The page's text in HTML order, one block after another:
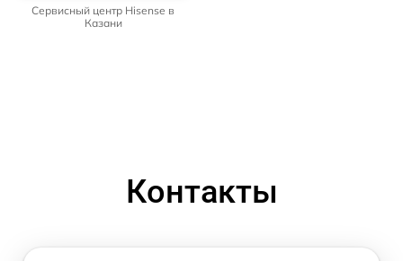
Сервисный центр Hisense в
Казани
Контакты